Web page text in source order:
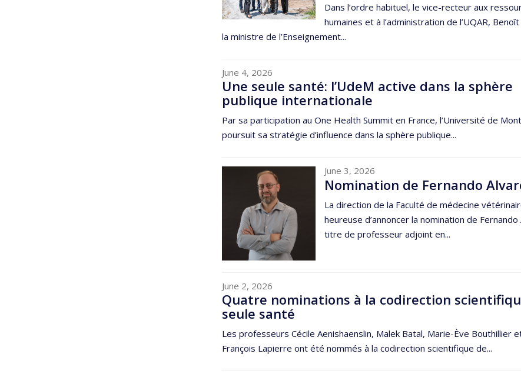
Dans l’ordre habituel, le vice-recteur aux
humaines et à l’administration de l’UQAR,
la ministre de l’Enseignement...
June 4, 2026
Une seule santé: l’UdeM active dans la sphère
publique internationale
Par sa participation au One Health Summit en France, l’Université de
poursuit sa stratégie d’influence dans la sphère publique...
June 3, 2026
Nomination de Fernando
La direction de la Faculté de médecine
heureuse d’annoncer la nomination de Fernando
titre de professeur adjoint en...
June 2, 2026
Quatre nominations à la codirection
seule santé
Les professeurs Cécile Aenishaenslin, Malek Batal, Marie-Ève Bouthillier
François Lapierre ont été nommés à la codirection scientifique de...